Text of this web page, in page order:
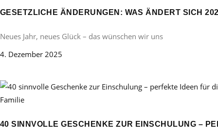
GESETZLICHE ÄNDERUNGEN: WAS ÄNDERT SICH
Neues Jahr, neues Glück – das wünschen wir uns
4. Dezember 2025
Familie
40 SINNVOLLE GESCHENKE ZUR EINSCHULUNG –